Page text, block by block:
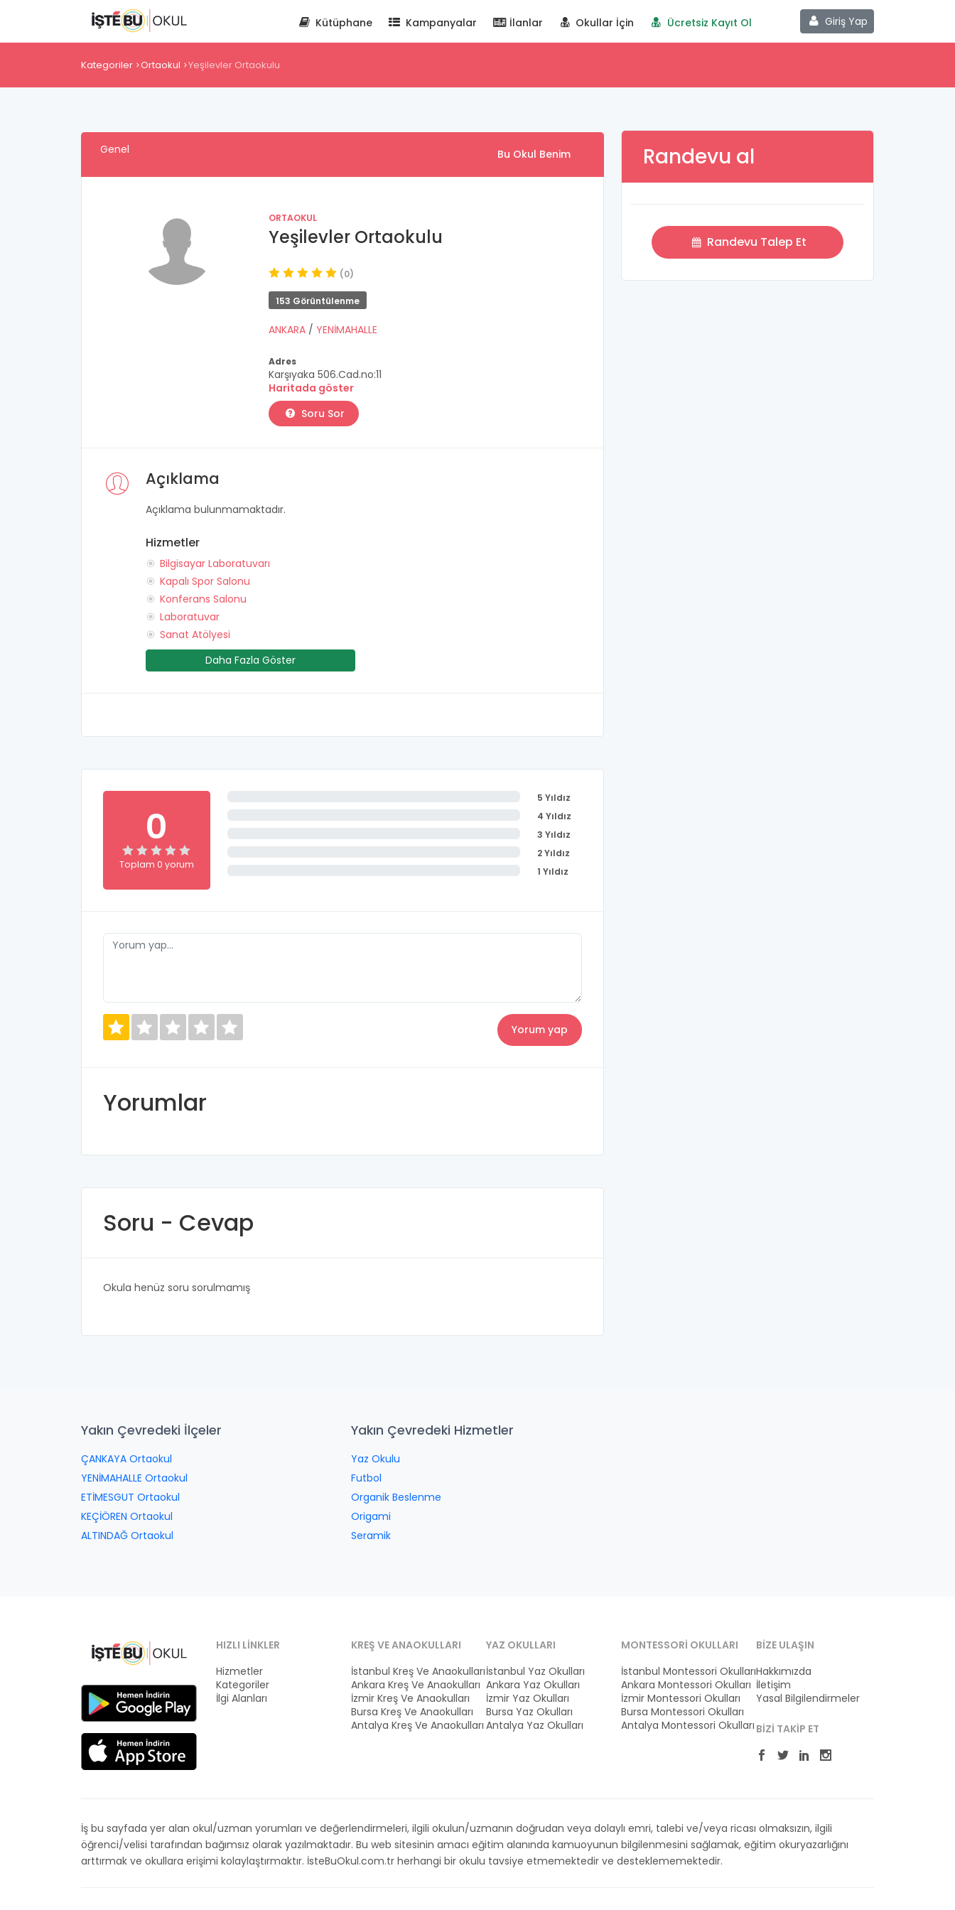
Giriş Yap
Kütüphane Kampanyalar İlanlar Okullar İçin Ücretsiz Kayıt Ol
Kategoriler Ortaokul Yeşilevler Ortaokulu
Genel Bu Okul Benim
ORTAOKUL
Yeşilevler Ortaokulu
(0)
153 Görüntülenme
ANKARA / YENİMAHALLE
Adres
Karşıyaka 506.Cad.no:11
Haritada göster
Soru Sor
Açıklama
Açıklama bulunmamaktadır.
Hizmetler
Bilgisayar Laboratuvarı
Kapalı Spor Salonu
Konferans Salonu
Laboratuvar
Sanat Atölyesi
Daha Fazla Göster
0
Toplam 0 yorum
5 Yıldız
4 Yıldız
3 Yıldız
2 Yıldız
1 Yıldız
Yorumlar
Soru - Cevap
Okula henüz soru sorulmamış
Randevu al
Randevu Talep Et
Yakın Çevredeki İlçeler
ÇANKAYA Ortaokul
YENİMAHALLE Ortaokul
ETİMESGUT Ortaokul
KEÇİÖREN Ortaokul
ALTINDAĞ Ortaokul
Yakın Çevredeki Hizmetler
Yaz Okulu
Futbol
Organik Beslenme
Origami
Seramik
HIZLI LINKLER
Hizmetler
Kategoriler
İlgi Alanları
KREŞ VE ANAOKULLARI
İstanbul Kreş Ve Anaokulları
Ankara Kreş Ve Anaokulları
İzmir Kreş Ve Anaokulları
Bursa Kreş Ve Anaokulları
Antalya Kreş Ve Anaokulları
YAZ OKULLARI
İstanbul Yaz Okulları
Ankara Yaz Okulları
İzmir Yaz Okulları
Bursa Yaz Okulları
Antalya Yaz Okulları
MONTESSORI OKULLARI
İstanbul Montessori Okulları
Ankara Montessori Okulları
İzmir Montessori Okulları
Bursa Montessori Okulları
Antalya Montessori Okulları
BIZE ULAŞIN
Hakkımızda
İletişim
Yasal Bilgilendirmeler
BIZI TAKIP ET
İş bu sayfada yer alan okul/uzman yorumları ve değerlendirmeleri, ilgili okulun/uzmanın doğrudan veya dolaylı emri, talebi ve/veya ricası olmaksızın, ilgili
öğrenci/velisi tarafından bağımsız olarak yazılmaktadır. Bu web sitesinin amacı eğitim alanında kamuoyunun bilgilenmesini sağlamak, eğitim okuryazarlığını
arttırmak ve okullara erişimi kolaylaştırmaktır. İsteBuOkul.com.tr herhangi bir okulu tavsiye etmemektedir ve desteklememektedir.